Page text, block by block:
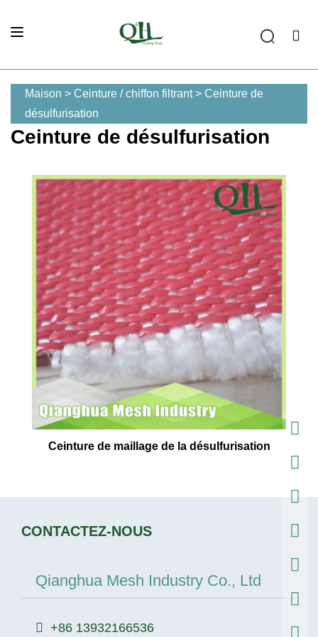
Maison > Ceinture / chiffon filtrant> Ceinture de
désulfurisation
Ceinture de désulfurisation
Ceinture de maillage de la désulfurisation
CONTACTEZ-NOUS
Qianghua Mesh Industry Co., Ltd
+86 13932166536